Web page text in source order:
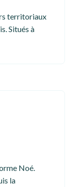
territoriaux
Situés à
Noé.
la